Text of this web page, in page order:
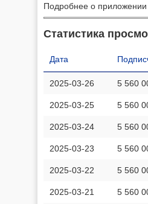
Подробнее о
Статистика
Дата
2025-03-26 5 560
2025-03-25 5 560
2025-03-24 5 560
2025-03-23 5 560
2025-03-22 5 560
2025-03-21 5 560